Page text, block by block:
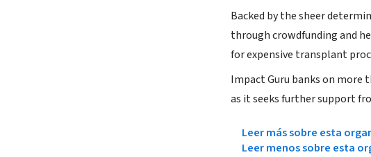
Backed by the sheer
through crowdfunding and
for expensive transplant
Impact Guru banks on more
as it seeks further support
Leer más sobre esta
Leer menos sobre esta